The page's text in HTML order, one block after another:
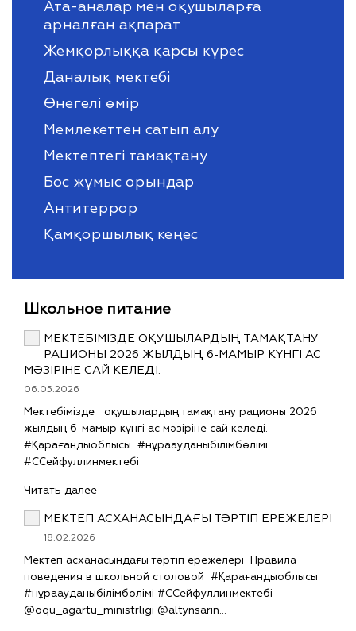
Ата-аналар мен оқушыларға
арналған ақпарат
Жемқорлыққа қарсы күрес
Даналық мектебі
Өнегелі өмір
Мемлекеттен сатып алу
Мектептегі тамақтану
Бос жұмыс орындар
Антитеррор
Қамқоршылық кеңес
Школьное питание
МЕКТЕБІМІЗДЕ ОҚУШЫЛАРДЫҢ ТАМАҚТАНУ
РАЦИОНЫ 2026 ЖЫЛДЫҢ 6-МАМЫР КҮНГІ АС
МӘЗІРІНЕ САЙ КЕЛЕДІ.
06.05.2026
Мектебімізде оқушылардың тамақтану рационы 2026
жылдың 6-мамыр күнгі ас мәзіріне сай келеді.
#Қарағандыоблысы #нұраауданыбілімбөлімі
#ССейфуллинмектебі
Читать далее
МЕКТЕП АСХАНАСЫНДАҒЫ ТӘРТІП ЕРЕЖЕЛЕРІ
18.02.2026
Мектеп асханасындағы тәртіп ережелері Правила
поведения в школьной столовой #Қарағандыоблысы
#нұраауданыбілімбөлімі #ССейфуллинмектебі
@oqu_agartu_ministrligi @altynsarin…